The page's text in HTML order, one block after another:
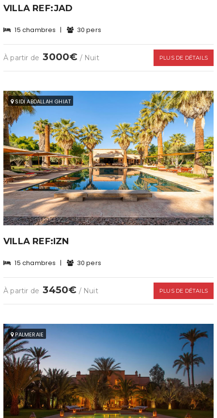
VILLA REF:JAD
15 chambres | 30 pers
À partir de 3000€ / Nuit PLUS DE DÉTAILS
SIDI ABDALLAH GHIAT
VILLA REF:IZN
15 chambres | 30 pers
À partir de 3450€ / Nuit PLUS DE DÉTAILS
PALMERAIE